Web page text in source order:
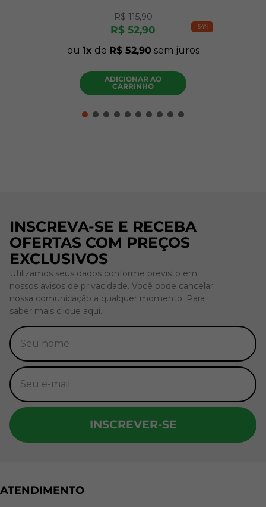
-54%
R$ 115,90
R$ 52,90
ou 1 de R$ 52,90 sem juros
ADICIONAR AO
CARRINHO
INSCREVA-SE E RECEBA
OFERTAS COM PREÇOS
EXCLUSIVOS
Utilizamos seus dados conforme previsto em
nossos avisos de privacidade. Você pode cancelar
nossa comunicação a qualquer momento. Para
saber mais clique aqui.
INSCREVER-SE
ATENDIMENTO